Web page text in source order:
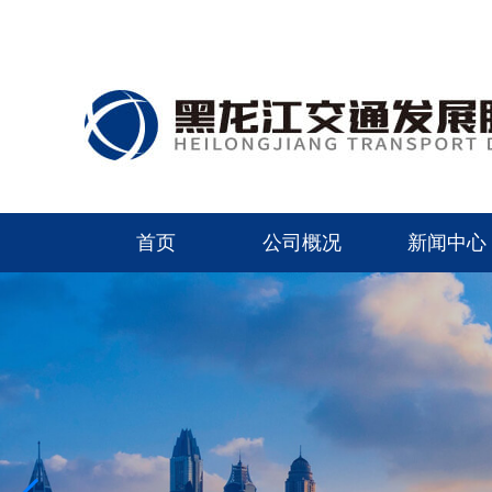
首页 公司概况 新闻中心